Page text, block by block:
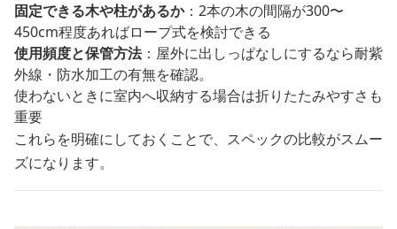
固定できる木や柱があるか：2本の木の間隔が300〜
450cm程度あればロープ式を検討できる
使用頻度と保管方法：屋外に出しっぱなしにするなら耐紫
外線・防水加工の有無を確認。
使わないときに室内へ収納する場合は折りたたみやすさも
重要
これらを明確にしておくことで、スペックの比較がスムー
ズになります。